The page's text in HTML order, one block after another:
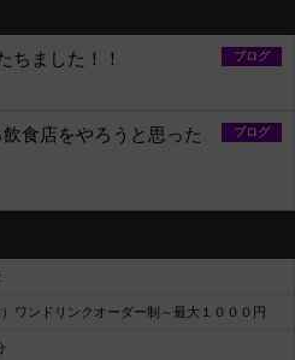
ブログ
ちました！！
ブログ
食店をやろうと思った
ワンドリンクオーダー制～最大１０００円